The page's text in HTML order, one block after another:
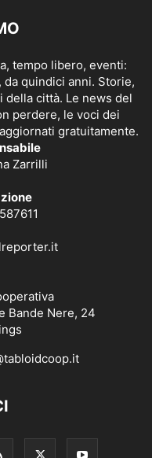
tempo libero, eventi:
quindici anni. Storie,
città. Le news del
perdere, le voci dei
gratuitamente.
Zarrilli
Bande Nere, 24